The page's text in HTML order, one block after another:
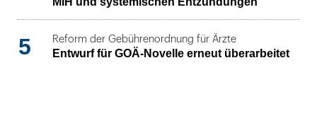
5 Reform der Gebührenordnung für Ärzte
Entwurf für GOÄ-Novelle erneut überarbeitet